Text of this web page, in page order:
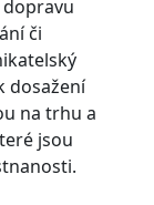
či
dosažení
na trhu a
jsou